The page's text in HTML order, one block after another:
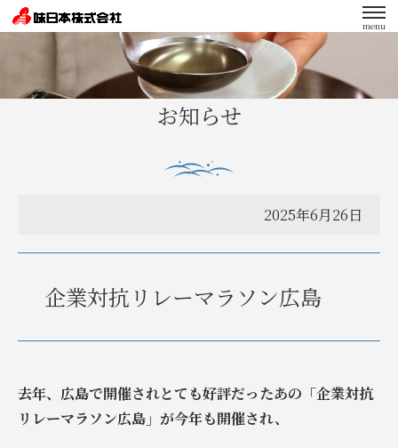
menu
お知らせ
2025年6月26日
企業対抗リレーマラソン広島
去年、広島で開催されとても好評だったあの「企業対抗
リレーマラソン広島」が今年も開催され、